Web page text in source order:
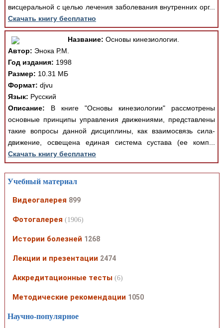
висцеральной с целью лечения заболевания внутренних орг...
Скачать книгу бесплатно
Название: Основы кинезиологии.
Автор: Энока Р.М.
Год издания: 1998
Размер: 10.31 МБ
Формат: djvu
Язык: Русский
Описание: В книге "Основы кинезиологии" рассмотрены
основные принципы управления движениями, представлены
такие вопросы данной дисциплины, как взаимосвязь сила-
движение, освещена единая система сустава (ее комп...
Скачать книгу бесплатно
Учебный материал
Видеогалерея 899
Фотогалерея (1906)
Истории болезней 1268
Лекции и презентации 2474
Аккредитационные тесты (6)
Методические рекомендации 1050
Научно-популярное